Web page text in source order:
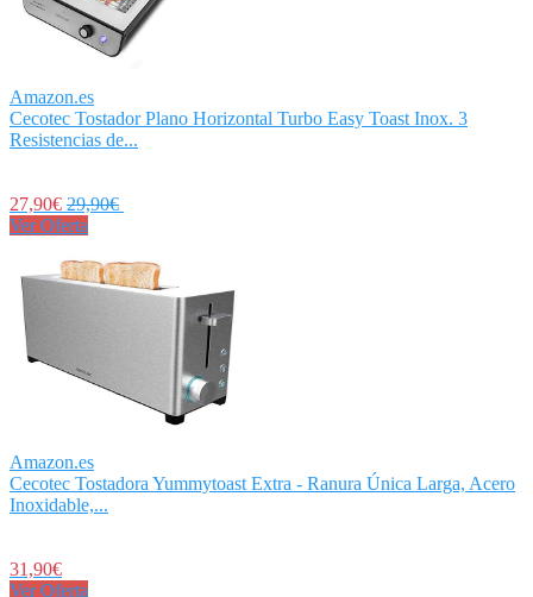
Amazon.es
Cecotec Tostador Plano Horizontal Turbo Easy Toast Inox. 3
Resistencias de...
27,90€ 29,90€
Ver Oferta
Amazon.es
Cecotec Tostadora Yummytoast Extra - Ranura Única Larga, Acero
Inoxidable,...
31,90€
Ver Oferta